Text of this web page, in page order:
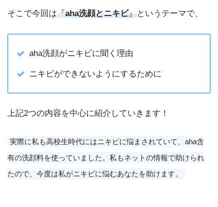
そこで今回は『aha洗顔とニキビ』というテーマで、
aha洗顔がニキビに聞く理由
ニキビができないようにするために
上記2つの内容を中心に紹介していきます！
実際に私も高校生時代にはニキビに悩まされていて、aha含
有の洗顔料を使っていました。私もネットの情報で助けられ
たので、今度は私がニキビに悩むあなたを助けます。